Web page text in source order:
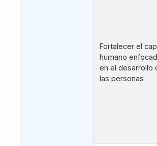
Fortalecer el
humano
en el desarrollo
las personas